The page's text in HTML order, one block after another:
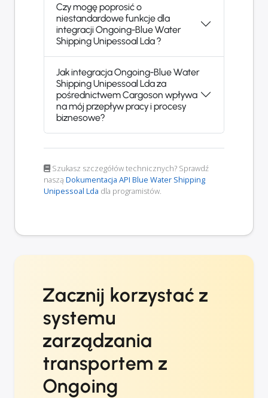
Czy mogę poprosić o
niestandardowe funkcje dla
integracji Ongoing-Blue Water
Shipping Unipessoal Lda ?
Jak integracja Ongoing-Blue Water
Shipping Unipessoal Lda za
pośrednictwem Cargoson wpływa
na mój przepływ pracy i procesy
biznesowe?
Szukasz szczegółów technicznych? Sprawdź
naszą Dokumentacja API Blue Water Shipping
Unipessoal Lda dla programistów.
Zacznij korzystać z
systemu
zarządzania
transportem z
Ongoing